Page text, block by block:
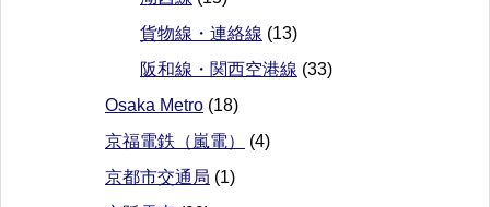
貨物線・連絡線 (13)
阪和線・関西空港線 (33)
Osaka Metro (18)
京福電鉄（嵐電）
(4)
京都市交通局 (1)